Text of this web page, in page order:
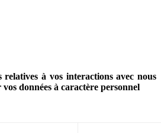
à vos interactions avec nous
vos données à caractère personnel